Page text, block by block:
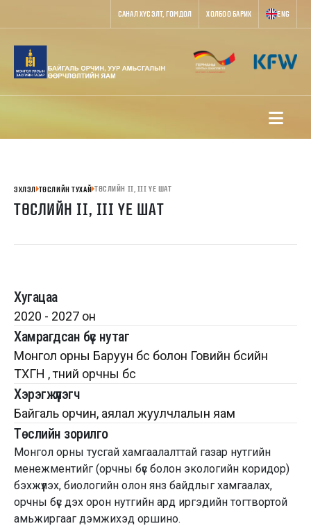
САНАЛ ХҮСЭЛТ, ГОМДОЛ ХОЛБОО БАРИХ ENG
ЭХЛЭЛ ТӨСЛИЙН ТУХАЙ ТӨСЛИЙН II, III ҮЕ ШАТ
ТӨСЛИЙН II, III ҮЕ ШАТ
Хугацаа
2020 - 2027 он
Хамрагдсан бүс нутаг
Монгол орны Баруун бүс болон Говийн бүсийн
ТХГН , түүний орчны бүс
Хэрэгжүүлэгч
Байгаль орчин, аялал жуулчлалын яам
Төслийн зорилго
Монгол орны тусгай хамгаалалттай газар нутгийн
менежментийг (орчны бүс болон экологийн коридор)
бэхжүүлэх, биологийн олон янз байдлыг хамгаалах,
орчны бүс дэх орон нутгийн ард иргэдийн тогтвортой
амьжиргааг дэмжихэд оршино.